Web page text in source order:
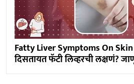
Fatty Liver Symptoms On
दिसतायत फॅटी लिव्हरची लक्षणं?